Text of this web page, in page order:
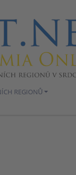
REGIONŮ